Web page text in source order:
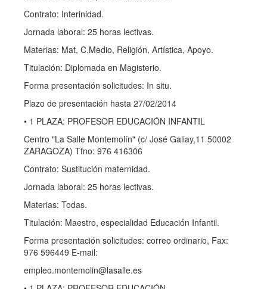
Contrato: Interinidad.
Jornada laboral: 25 horas lectivas.
Materias: Mat, C.Medio, Religión, Artística, Apoyo.
Titulación: Diplomada en Magisterio.
Forma presentación solicitudes: In situ.
Plazo de presentación hasta 27/02/2014
• 1 PLAZA: PROFESOR EDUCACIÓN INFANTIL
Centro "La Salle Montemolín" (c/ José Galiay,11 50002
ZARAGOZA) Tfno: 976 416306
Contrato: Sustitución maternidad.
Jornada laboral: 25 horas lectivas.
Materias: Todas.
Titulación: Maestro, especialidad Educación Infantil.
Forma presentación solicitudes: correo ordinario, Fax:
976 596449 E-mail:
empleo.montemolin@lasalle.es